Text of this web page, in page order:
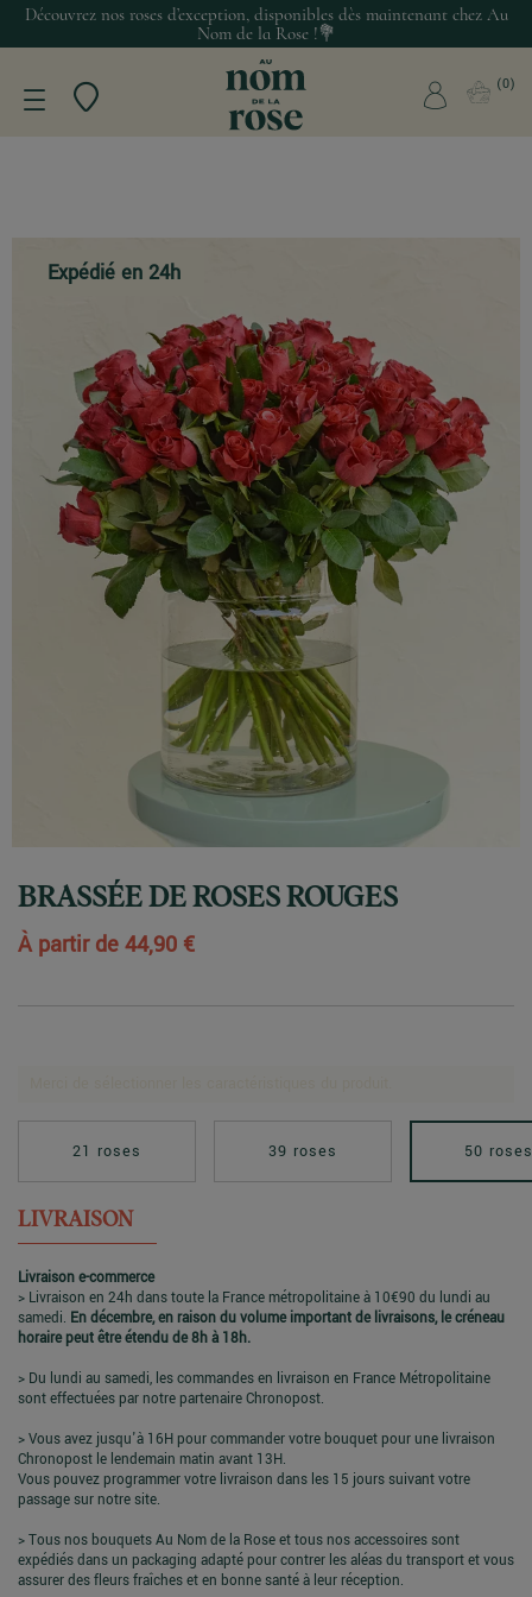
Découvrez nos roses d’exception, disponibles dès maintenant chez Au
Nom de la Rose !💐
0
Expédié en 24h
BRASSÉE DE ROSES ROUGES
À partir de44,90 €
21 roses 39 roses 50 roses
LIVRAISON
Livraison e-commerce
> Livraison en 24h dans toute la France métropolitaine à 10€90 du lundi au
samedi. En décembre, en raison du volume important de livraisons, le créneau
horaire peut être étendu de 8h à 18h.
> Du lundi au samedi, les commandes en livraison en France Métropolitaine
sont effectuées par notre partenaire Chronopost.
> Vous avez jusqu'à 16H pour commander votre bouquet pour une livraison
Chronopost le lendemain matin avant 13H.
Vous pouvez programmer votre livraison dans les 15 jours suivant votre
passage sur notre site.
> Tous nos bouquets Au Nom de la Rose et tous nos accessoires sont
expédiés dans un packaging adapté pour contrer les aléas du transport et vous
assurer des fleurs fraîches et en bonne santé à leur réception.